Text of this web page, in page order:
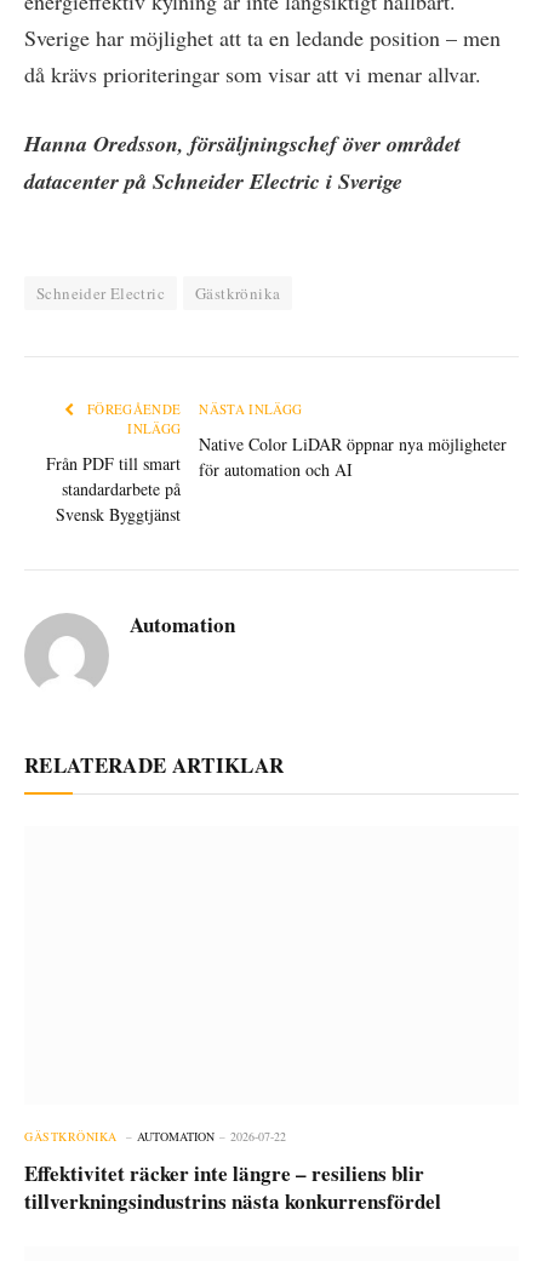
Sverige har möjlighet att ta en ledande position – men
då krävs prioriteringar som visar att vi menar allvar.
Hanna Oredsson, försäljningschef över området
datacenter på Schneider Electric i Sverige
Schneider Electric Gästkrönika
FÖREGÅENDE
INLÄGG
Från PDF till smart
standardarbete på
Svensk Byggtjänst
NÄSTA INLÄGG
Native Color LiDAR öppnar nya möjligheter
för automation och AI
Automation
RELATERADE ARTIKLAR
GÄSTKRÖNIKA AUTOMATION 2026-07-22
Effektivitet räcker inte längre – resiliens blir
tillverkningsindustrins nästa konkurrensfördel